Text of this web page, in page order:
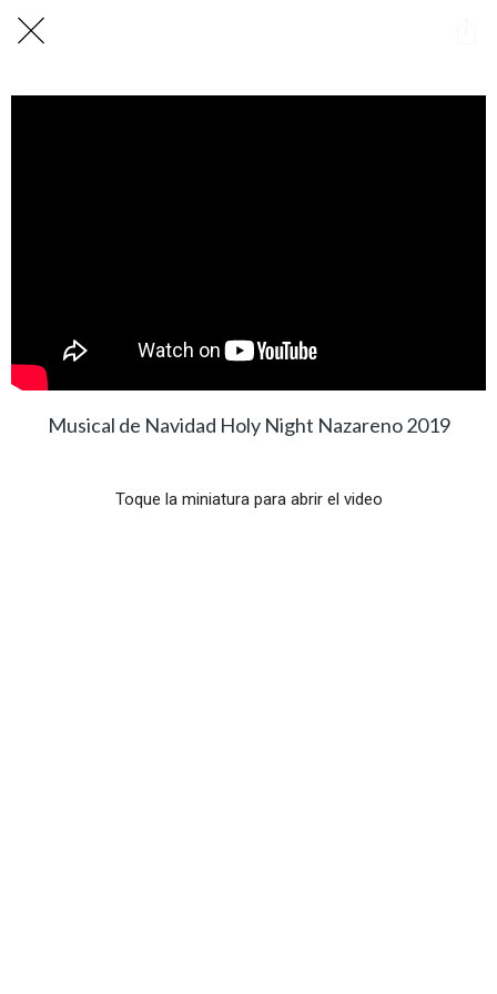
Musical de Navidad Holy Night Nazareno 2019
Toque la miniatura para abrir el video